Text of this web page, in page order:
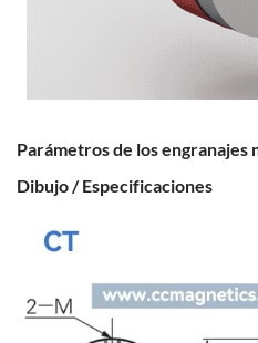
Parámetros de los engranajes
Dibujo / Especificaciones